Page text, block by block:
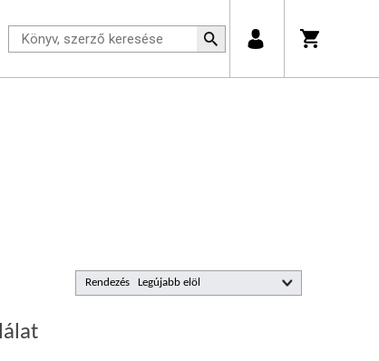
Rendezés